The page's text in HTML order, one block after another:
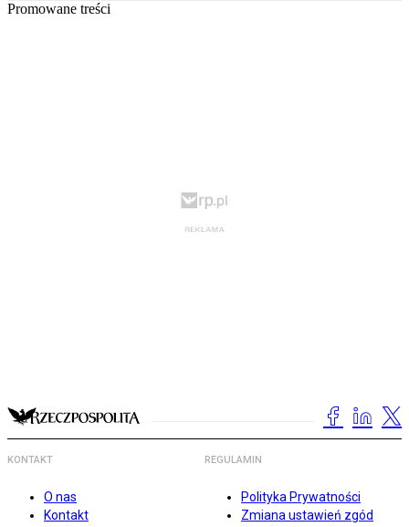
Promowane treści
KONTAKT
O nas
Kontakt
REGULAMIN
Polityka Prywatności
Zmiana ustawień zgód